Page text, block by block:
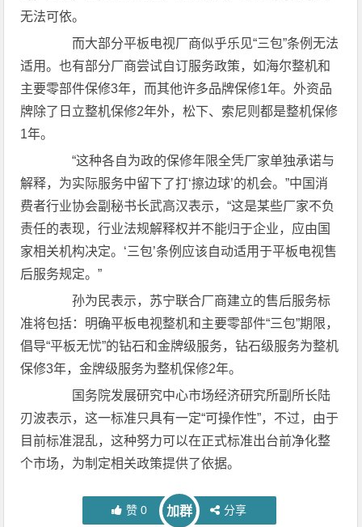
无法可依。
而大部分平板电视厂商似乎乐见“三包”条例无法
适用。也有部分厂商尝试自订服务政策，如海尔整机和
主要零部件保修3年，而其他许多品牌保修1年。外资品
牌除了日立整机保修2年外，松下、索尼则都是整机保修
1年。
“这种各自为政的保修年限全凭厂家单独承诺与
解释，为实际服务中留下了打‘擦边球’的机会。”中国消
费者行业协会副秘书长武高汉表示，“这是某些厂家不负
责任的表现，行业法规解释权并不能归于企业，应由国
家相关机构决定。‘三包’条例应该自动适用于平板电视售
后服务规定。”
孙为民表示，苏宁联合厂商建立的售后服务标
准将包括：明确平板电视整机和主要零部件“三包”期限，
倡导“平板无忧”的钻石和金牌级服务，钻石级服务为整机
保修3年，金牌级服务为整机保修2年。
国务院发展研究中心市场经济研究所副所长陆
刃波表示，这一标准只具有一定“可操作性”，不过，由于
目前标准混乱，这种努力可以在正式标准出台前净化整
个市场，为制定相关政策提供了依据。
赞 0 加群 分享